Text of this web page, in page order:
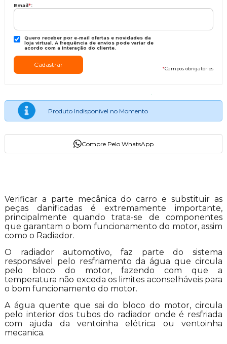
Email*:
Quero receber por e-mail ofertas e novidades da
loja virtual. A frequência de envios pode variar de
acordo com a interação do cliente.
*Campos obrigatórios
Produto Indisponível no Momento
Compre Pelo WhatsApp
Verificar a parte mecânica do carro e substituir as
peças danificadas é extremamente importante,
principalmente quando trata-se de componentes
que garantam o bom funcionamento do motor, assim
como o Radiador.
O radiador automotivo, faz parte do sistema
responsável pelo resfriamento da água que circula
pelo bloco do motor, fazendo com que a
temperatura não exceda os limites aconselháveis para
o bom funcionamento do motor.
A água quente que sai do bloco do motor, circula
pelo interior dos tubos do radiador onde é resfriada
com ajuda da ventoinha elétrica ou ventoinha
mecanica.